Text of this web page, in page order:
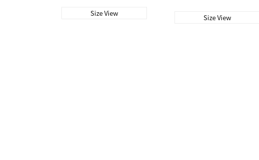
Size View Size View